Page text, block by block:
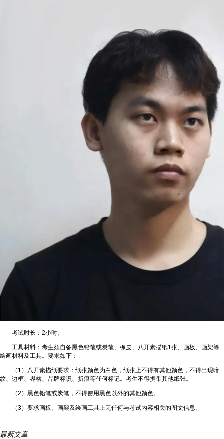
考试时长：2小时。
工具材料：考生须自备黑色铅笔或炭笔、橡皮、八开素描纸1张、画板、画架等
绘画材料及工具。要求如下：
（1）八开素描纸要求：纸张颜色为白色，纸张上不得有其他颜色，不得出现暗
纹、边框、界格、品牌标识、折痕等任何标记。考生不得携带其他纸张。
（2）黑色铅笔或炭笔，不得使用黑色以外的其他颜色。
（3）要求画板、画架及绘画工具上无任何与考试内容相关的图文信息。
最新文章